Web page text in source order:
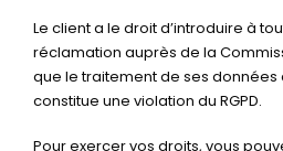
Le client a le droit d’introduire à
réclamation auprès de la
que le traitement de ses
constitue une violation du RGPD.
Pour exercer vos droits, vous